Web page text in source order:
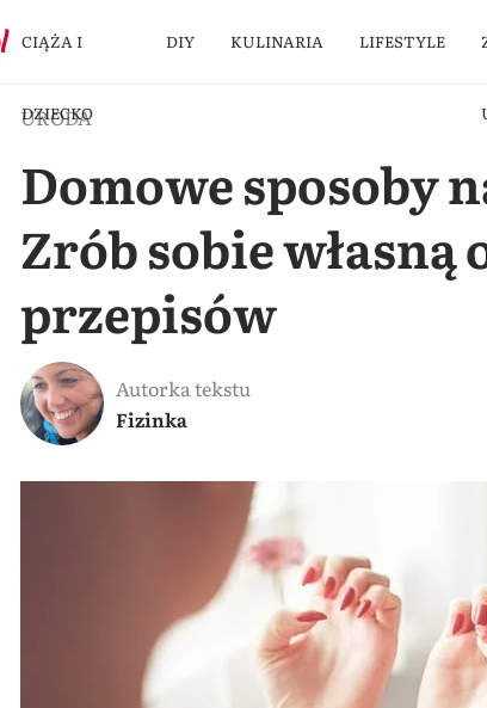
CIĄŻA I
DZIECKO
DIY KULINARIA LIFESTYLE
URODA
Domowe sposoby
Zrób sobie
przepisów
Autorka tekstu
Fizinka